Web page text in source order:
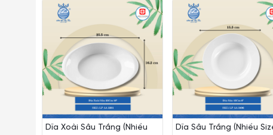
Dĩa Xoài Sâu Trắng (Nhiều
Dĩa Sâu Trắng (Nhiều